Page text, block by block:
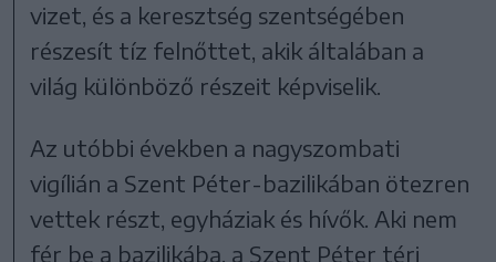
vizet, és a keresztség szentségében
részesít tíz felnőttet, akik általában a
világ különböző részeit képviselik.
Az utóbbi években a nagyszombati
vigílián a Szent Péter-bazilikában ötezren
vettek részt, egyháziak és hívők. Aki nem
fér be a bazilikába, a Szent Péter téri